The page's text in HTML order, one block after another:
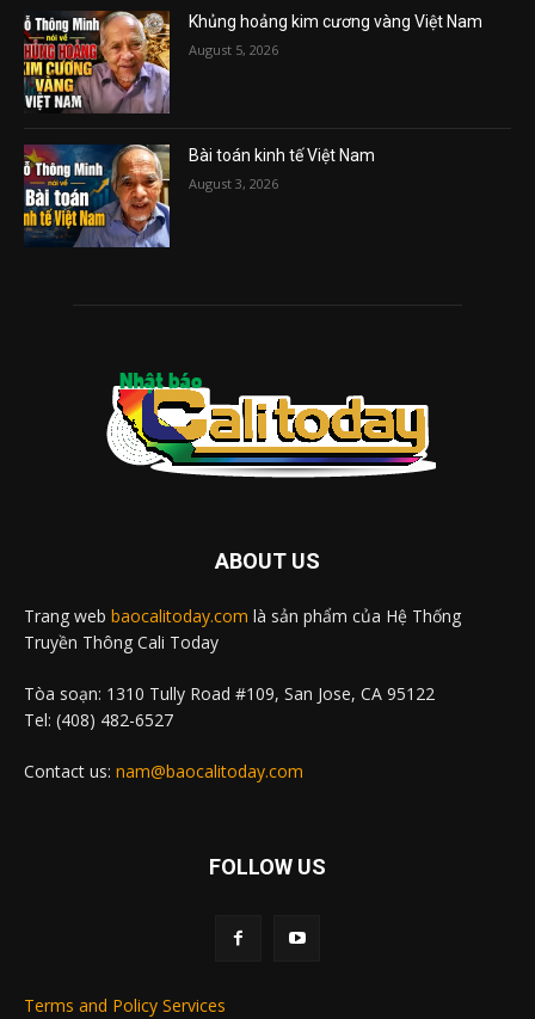
Khủng hoảng kim cương vàng Việt Nam
August 5, 2026
Bài toán kinh tế Việt Nam
August 3, 2026
ABOUT US
Trang web baocalitoday.com là sản phẩm của Hệ Thống
Truyền Thông Cali Today
Tòa soạn: 1310 Tully Road #109, San Jose, CA 95122
Tel: (408) 482-6527
Contact us: nam@baocalitoday.com
FOLLOW US
Terms and Policy Services